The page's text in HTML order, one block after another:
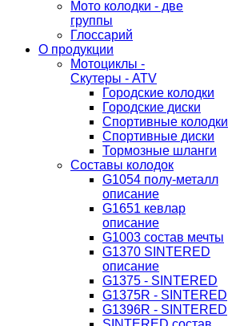
Мото колодки - две
группы
Глоссарий
О продукции
Мотоциклы -
Скутеры - ATV
Городские колодки
Городские диски
Спортивные колодки
Спортивные диски
Тормозные шланги
Составы колодок
G1054 полу-металл
описание
G1651 кевлар
описание
G1003 состав мечты
G1370 SINTERED
описание
G1375 - SINTERED
G1375R - SINTERED
G1396R - SINTERED